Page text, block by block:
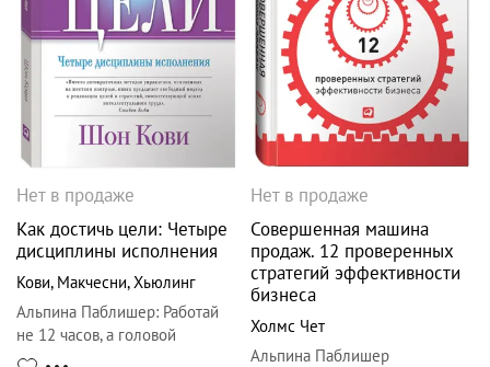
Нет в продаже
Как достичь цели: Четыре
дисциплины исполнения
Кови, Макчесни,Хьюлинг
Альпина Паблишер: Работай
не 12 часов, а головой
Нет в продаже
Совершенная машина
продаж. 12 проверенных
стратегий эффективности
бизнеса
Холмс Чет
Альпина Паблишер